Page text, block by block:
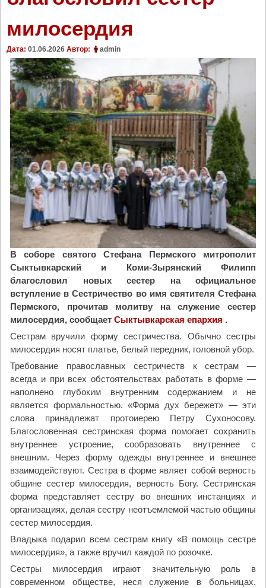
милосердия
Дата: 01.06.2026 Автор: admin
В соборе святого Стефана Пермского митрополит
Сыктывкарский и Коми-Зырянский Филипп
благословил новых сестер на официальное
вступление в Сестричество во имя святителя Стефана
Пермского, прочитав молитву на служение сестер
милосердия, сообщает Сыктывкарская епархия .
Сестрам вручили форму сестричества. Обычно сестры
милосердия носят платье, белый передник, головной убор.
Требование православных сестричеств к сестрам —
всегда и при всех обстоятельствах работать в форме —
наполнено глубоким внутренним содержанием и не
является формальностью. «Форма дух бережет» — эти
слова принадлежат протоиерею Петру Сухоносову.
Благословенная сестринская форма помогает сохранить
внутреннее устроение, сообразовать внутреннее с
внешним. Через форму одежды внутреннее и внешнее
взаимодействуют. Сестра в форме являет собой верность
общине сестер милосердия, верность Богу. Сестринская
форма представляет сестру во внешних инстанциях и
организациях, делая сестру неотъемлемой частью общины
сестер милосердия.
Владыка подарил всем сестрам книгу «В помощь сестре
милосердия», а также вручил каждой по розочке.
Сестры милосердия играют значительную роль в
современном обществе, неся служение в больницах,